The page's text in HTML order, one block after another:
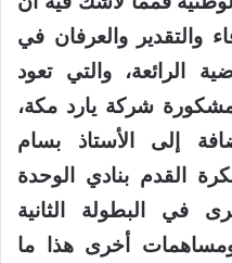
والتقدير والعرفان في
الرائعة، والتي تعود
مشكورة شركة يارد مكة،
إلى الأستاذ بسام
القدم بنادي الوحدة
في البطولة الثانية
أخرى هذا ما